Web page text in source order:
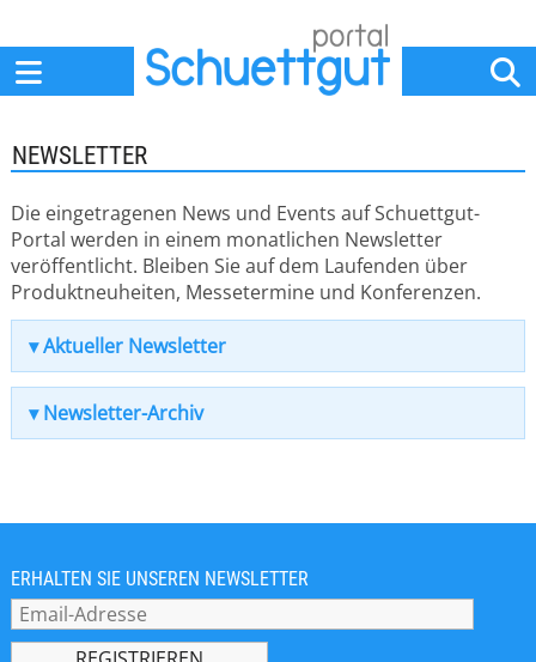
NEWSLETTER
Die eingetragenen News und Events auf Schuettgut-
Portal werden in einem monatlichen Newsletter
veröffentlicht. Bleiben Sie auf dem Laufenden über
Produktneuheiten, Messetermine und Konferenzen.
Aktueller Newsletter
Newsletter-Archiv
ERHALTEN SIE UNSEREN NEWSLETTER